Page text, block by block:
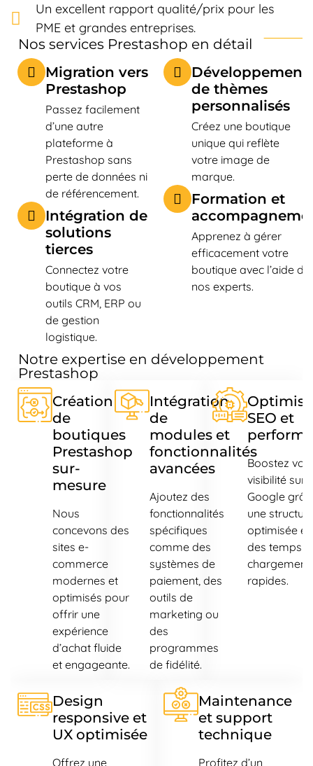
Un excellent rapport qualité/prix pour les
PME et grandes entreprises.
Nos services Prestashop en détail
Migration vers
Prestashop
Passez facilement
d’une autre
plateforme à
Prestashop sans
perte de données ni
de référencement.
Intégration de
solutions
tierces
Connectez votre
boutique à vos
outils CRM, ERP ou
de gestion
logistique.
Développement
de thèmes
personnalisés
Créez une boutique
unique qui reflète
votre image de
marque.
Formation et
Apprenez à gérer
efficacement votre
boutique avec l’aide de
nos experts.
Notre expertise en développement
Prestashop
Création
de
boutiques
Prestashop
sur-
mesure
Nous
concevons des
sites e-
commerce
modernes et
optimisés pour
offrir une
expérience
d’achat fluide
et engageante.
Intégration
de
modules et
fonctionnalités
avancées
Ajoutez des
fonctionnalités
spécifiques
comme des
systèmes de
paiement, des
outils de
marketing ou
des
programmes
de fidélité.
SEO et
Boostez
visibilité sur
Google
une
optimisée et
des temps
chargement
rapides.
Design
responsive et
UX optimisée
Offrez une
Maintenance
et support
technique
Profitez d’un